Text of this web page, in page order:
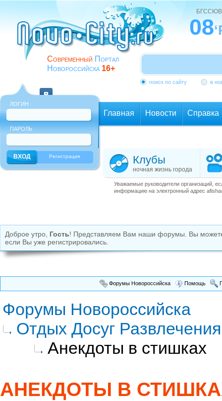
Современный Портал
Новороссийска 16+
08
поиск по сайту в
ЛОГИН
ПАРОЛЬ
Регистрация
Главная Новости Справка
Клубы
ночная жизнь города
Уважаемые руководители организаций,
информацию на электронный адрес
Доброе утро, Гость! Представляем Вам наши форумы. Вы
если Вы уже регистрировались.
Форумы Новороссийска Помощь
Форумы Новороссийска
Отдых Досуг Развлечения
Анекдоты в стишках
АНЕКДОТЫ В